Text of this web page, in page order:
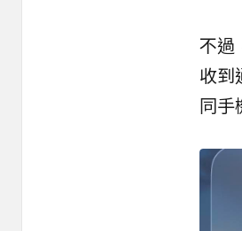
不過
收到
同手